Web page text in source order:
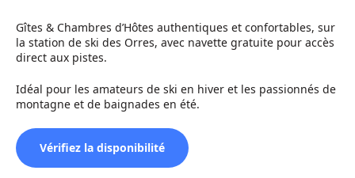
Gîtes & Chambres d’Hôtes authentiques et confortables, sur
la station de ski des Orres, avec navette gratuite pour accès
direct aux pistes.
Idéal pour les amateurs de ski en hiver et les passionnés de
montagne et de baignades en été.
Vérifiez la disponibilité